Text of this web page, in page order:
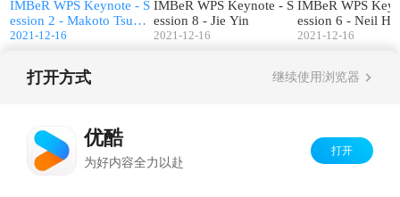
IMBeR WPS Keynote - S
ession 2 - Makoto Tsuchi
ya
2021-12-16
IMBeR WPS Keynote - S
ession 8 - Jie Yin
2021-12-16
IMBeR WPS
ession 6 -
2021-12-16
打开方式 继续使用浏览器
优酷
为好内容全力以赴
打开